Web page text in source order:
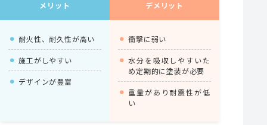
メリット デメリット
耐火性、耐久性が高い
施工がしやすい
デザインが豊富
衝撃に弱い
水分を吸収しやすいた
め定期的に塗装が必要
重量があり耐震性が低
い